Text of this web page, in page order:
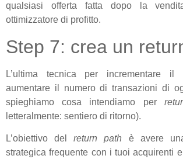
qualsiasi offerta fatta dopo la
ottimizzatore di profitto.
Step 7: crea un
L’ultima tecnica per incrementare
aumentare il numero di transazioni di
spieghiamo cosa intendiamo per
letteralmente: sentiero di ritorno).
L’obiettivo delreturn path è avere
strategica frequente con i tuoi acquirenti